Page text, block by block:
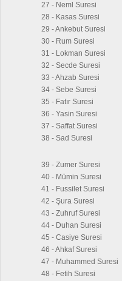
27 - Neml Suresi
28 - Kasas Suresi
29 - Ankebut Suresi
30 - Rum Suresi
31 - Lokman Suresi
32 - Secde Suresi
33 - Ahzab Suresi
34 - Sebe Suresi
35 - Fatır Suresi
36 - Yasin Suresi
37 - Saffat Suresi
38 - Sad Suresi
39 - Zumer Suresi
40 - Mümin Suresi
41 - Fussilet Suresi
42 - Şura Suresi
43 - Zuhruf Suresi
44 - Duhan Suresi
45 - Casiye Suresi
46 - Ahkaf Suresi
47 - Muhammed Suresi
48 - Fetih Suresi